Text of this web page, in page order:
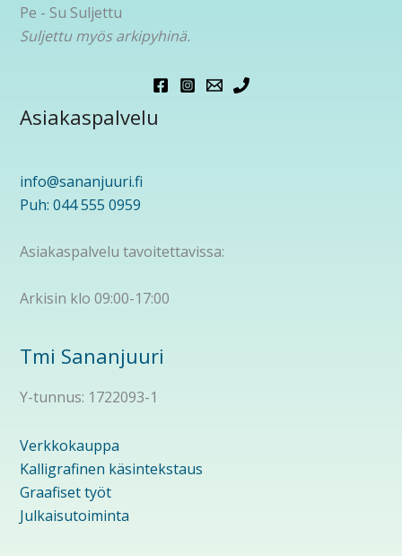
Pe - Su Suljettu
Suljettu myös arkipyhinä.
Asiakaspalvelu
info@sananjuuri.fi
Puh: 044 555 0959
Asiakaspalvelu tavoitettavissa:
Arkisin klo 09:00-17:00
Tmi Sananjuuri
Y-tunnus: 1722093-1
Verkkokauppa
Kalligrafinen käsintekstaus
Graafiset työt
Julkaisutoiminta